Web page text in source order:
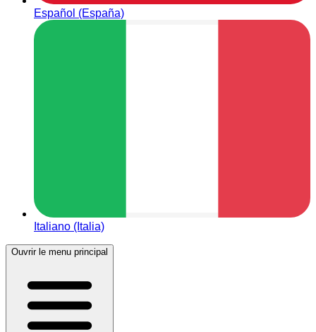
Español (España)
Italiano (Italia)
Ouvrir le menu principal